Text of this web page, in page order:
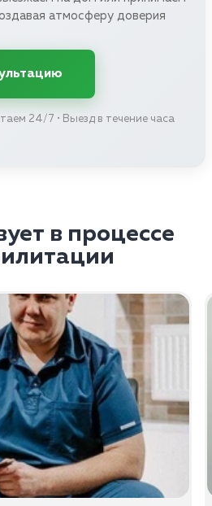
атмосферу доверия
24/7 • Выезд в течение часа
в процессе